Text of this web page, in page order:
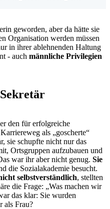
geworden, aber da hätte sie
Organisation werden müssen
in ihrer ablehnenden Haltung
- auch männliche Privilegien
den für erfolgreiche
als „goscherte“
sie schupfte nicht nur das
Ortsgruppen aufzubauen und
war ihr aber nicht genug. Sie
die Sozialakademie besucht.
selbstverständlich, stellten
die Frage: „Was machen wir
das klar: Sie wurden
als Frau?